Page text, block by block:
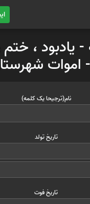
یادبود ،
- اموات
نام(ترجیحا یک کلمه)
تاریخ تولد
تاریخ فوت